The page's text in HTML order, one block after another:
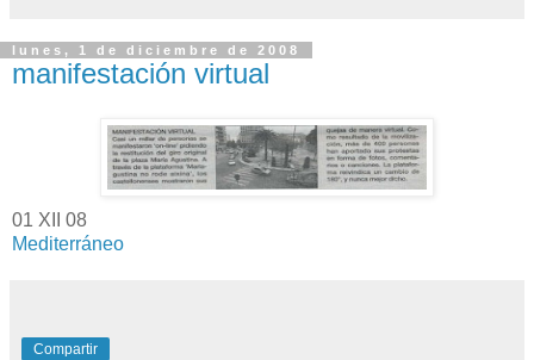
lunes, 1 de diciembre de 2008
manifestación virtual
01 XII 08
Mediterráneo
Compartir